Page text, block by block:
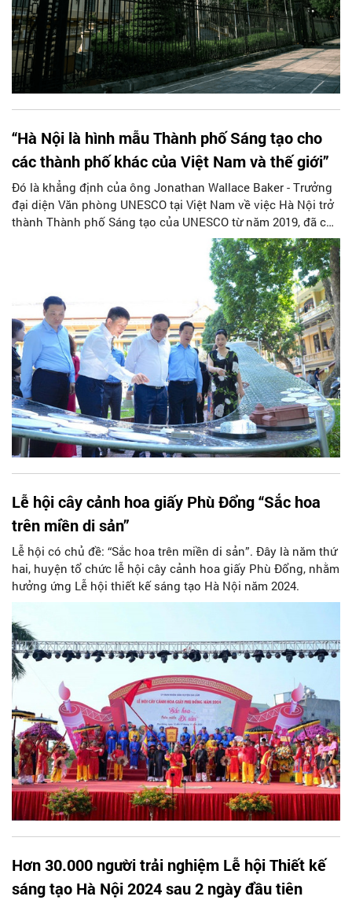
“Hà Nội là hình mẫu Thành phố Sáng tạo cho
các thành phố khác của Việt Nam và thế giới”
Đó là khẳng định của ông Jonathan Wallace Baker - Trưởng
đại diện Văn phòng UNESCO tại Việt Nam về việc Hà Nội trở
thành Thành phố Sáng tạo của UNESCO từ năm 2019, đã có
nhiều hoạt động, đóng góp để thực hiện các cam kết và
phát triển mạng lưới Thành phố Sáng tạo của UNESCO.
Lễ hội cây cảnh hoa giấy Phù Đổng “Sắc hoa
trên miền di sản”
Lễ hội có chủ đề: “Sắc hoa trên miền di sản”. Đây là năm thứ
hai, huyện tổ chức lễ hội cây cảnh hoa giấy Phù Đổng, nhằm
hưởng ứng Lễ hội thiết kế sáng tạo Hà Nội năm 2024.
Hơn 30.000 người trải nghiệm Lễ hội Thiết kế
sáng tạo Hà Nội 2024 sau 2 ngày đầu tiên